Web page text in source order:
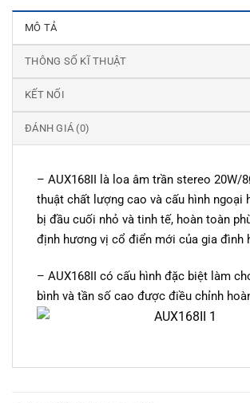
MÔ TẢ
THÔNG SỐ KĨ THUẬT
KẾT NỐI
ĐÁNH GIÁ (0)
– AUX168II là loa âm trần stereo 20W/
thuật chất lượng cao và cấu hình ngoại
bị đầu cuối nhỏ và tinh tế, hoàn toàn
định hương vị cổ điển mới của gia đình
– AUX168II có cấu hình đặc biệt làm
bình và tần số cao được điều chỉnh